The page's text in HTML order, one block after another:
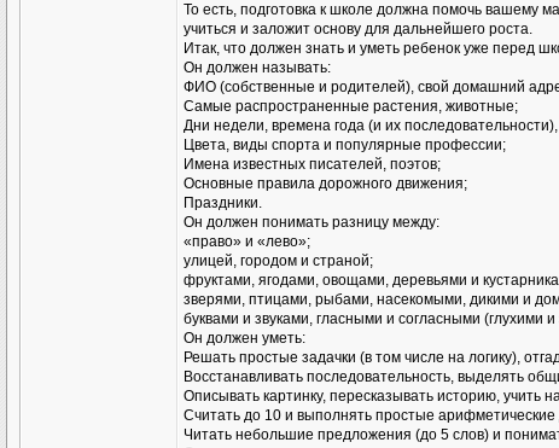
То есть, подготовка к школе должна помочь вашему
учиться и заложит основу для дальнейшего роста.
Итак, что должен знать и уметь ребенок уже перед
Он должен называть:
ФИО (собственные и родителей), свой домашний
Самые распространенные растения, животные;
Дни недели, времена года (и их
Цвета, виды спорта и популярные профессии;
Имена известных писателей, поэтов;
Основные правила дорожного движения;
Праздники.
Он должен понимать разницу между:
«право» и «лево»;
улицей, городом и страной;
фруктами, ягодами, овощами, деревьями и
зверями, птицами, рыбами, насекомыми, дикими и
буквами и звуками, гласными и согласными (глухими
Он должен уметь:
Решать простые задачки (в том числе на логику),
Восстанавливать последовательность, выделять
Описывать картинку, пересказывать историю, учить
Считать до 10 и выполнять простые арифметические
Читать небольшие предложения (до 5 слов) и